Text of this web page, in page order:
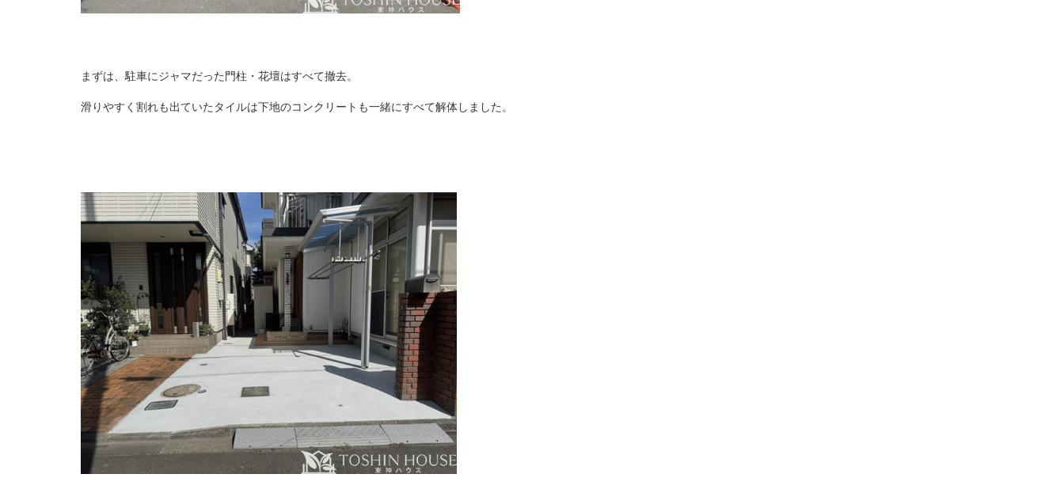
まずは、駐車にジャマだった門柱・花壇はすべて撤去。
滑りやすく割れも出ていたタイルは下地のコンクリートも一緒にすべて解体しました。